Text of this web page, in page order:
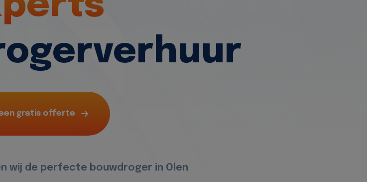
een gratis offerte
wij de perfecte bouwdroger in Olen